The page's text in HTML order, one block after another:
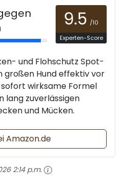
9.5 /10
Experten-Score
und Flohschutz Spot-
großen Hund effektiv vor
wirksame Formel
lang zuverlässigen
und Mücken.
Amazon.de
2:14 p.m.